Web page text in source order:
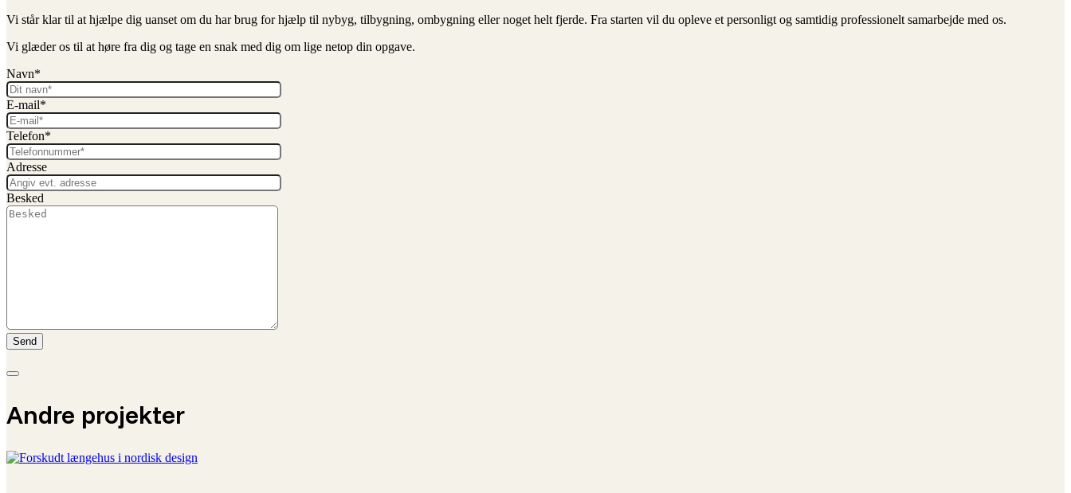
Vi står klar til at hjælpe dig uanset om du har brug for hjælp til nybyg, tilbygning, ombygning eller noget helt fjerde. Fra starten vil du opleve et personligt og samtidig professionelt samarbejde med os.
Vi glæder os til at høre fra dig og tage en snak med dig om lige netop din opgave.
Navn*
E-mail*
Telefon*
Adresse
Besked
Andre projekter